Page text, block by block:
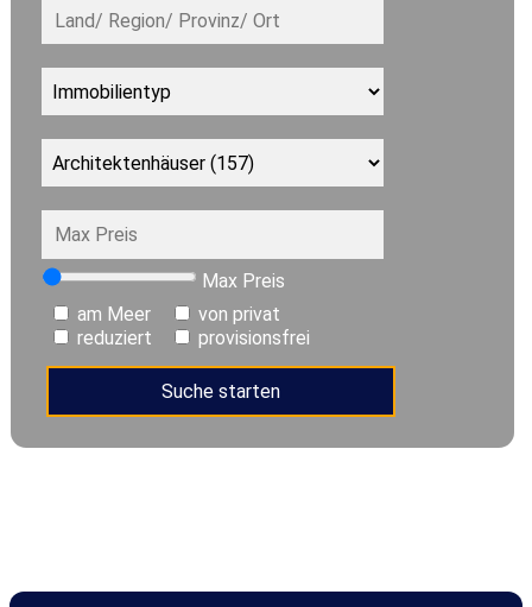
Max Preis
am Meer
reduziert
von privat
provisionsfrei